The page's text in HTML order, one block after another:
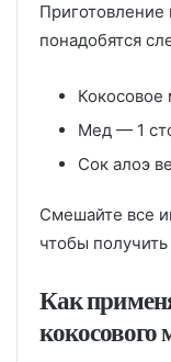
понадобятся
Мед — 1
Сок алоэ
Смешайте все
чтобы
Как
кокосового